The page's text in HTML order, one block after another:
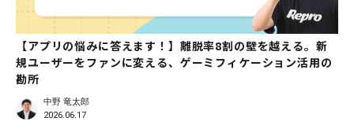
【アプリの悩みに答えます！】離脱率8割の壁を越える。新
規ユーザーをファンに変える、ゲーミフィケーション活用の
勘所
中野 竜太郎
2026.06.17